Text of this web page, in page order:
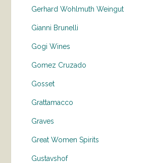
Gerhard Wohlmuth Weingut
Gianni Brunelli
Gogi Wines
Gomez Cruzado
Gosset
Grattamacco
Graves
Great Women Spirits
Gustavshof